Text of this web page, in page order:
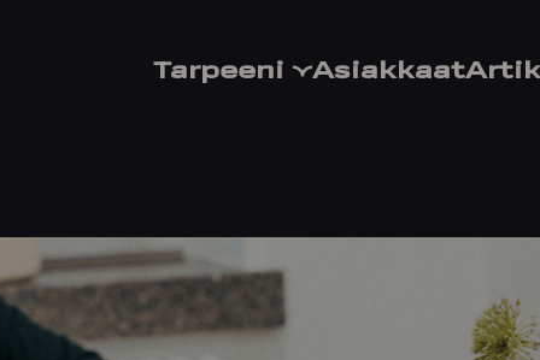
Tarpeeni Asiakkaat